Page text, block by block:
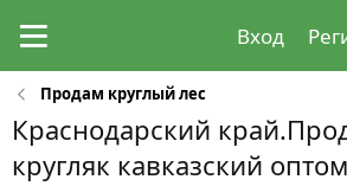
Вход
Продам круглый лес
Краснодарский
кругляк кавказский